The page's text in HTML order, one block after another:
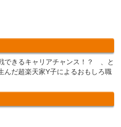
できるキャリアチャンス！？ 、と
んだ超楽天家Y子によるおもしろ職